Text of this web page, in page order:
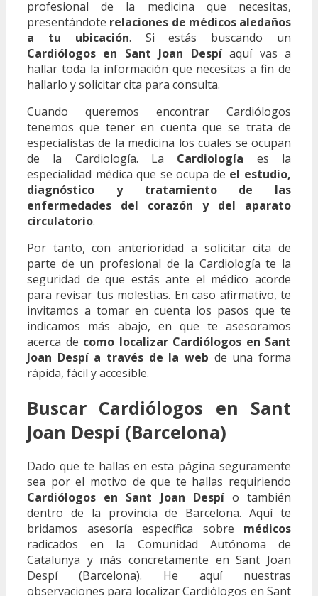
profesional de la medicina que necesitas,
presentándote relaciones de médicos aledaños
a tu ubicación. Si estás buscando un
Cardiólogos en Sant Joan Despíaquí vas a
hallar toda la información que necesitas a fin de
hallarlo y solicitar cita para consulta.
Cuando queremos encontrar Cardiólogos
tenemos que tener en cuenta que se trata de
especialistas de la medicina los cuales se ocupan
de la Cardiología. La Cardiología es la
especialidad médica que se ocupa de el estudio,
diagnóstico y tratamiento de las
enfermedades del corazón y del aparato
circulatorio.
Por tanto, con anterioridad a solicitar cita de
parte de un profesional de la Cardiología te la
seguridad de que estás ante el médico acorde
para revisar tus molestias. En caso afirmativo, te
invitamos a tomar en cuenta los pasos que te
indicamos más abajo, en que te asesoramos
acerca de como localizar Cardiólogos en Sant
Joan Despí a través de la web de una forma
rápida, fácil y accesible.
Buscar Cardiólogos en Sant
Joan Despí (Barcelona)
Dado que te hallas en esta página seguramente
sea por el motivo de que te hallas requiriendo
Cardiólogos en Sant Joan Despío también
dentro de la provincia de Barcelona. Aquí te
bridamos asesoría específica sobre médicos
radicados en la Comunidad Autónoma de
Catalunya y más concretamente en Sant Joan
Despí (Barcelona). He aquí nuestras
observaciones para localizar Cardiólogos en Sant